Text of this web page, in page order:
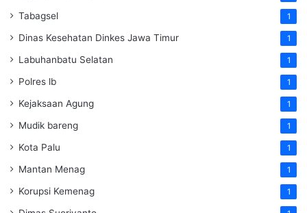
Tabagsel 1
Dinas Kesehatan Dinkes Jawa Timur 1
Labuhanbatu Selatan 1
Polres lb 1
Kejaksaan Agung 1
Mudik bareng 1
Kota Palu 1
Mantan Menag 1
Korupsi Kemenag 1